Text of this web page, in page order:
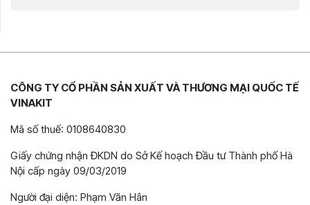
CÔNG TY CỔ PHẦN SẢN XUẤT VÀ THƯƠNG MẠI QUỐC TẾ
VINAKIT
Mã số thuế: 0108640830
Giấy chứng nhận ĐKDN do Sở Kế hoạch Đầu tư Thành phố Hà
Nội cấp ngày 09/03/2019
Người đại diện: Phạm Văn Hân